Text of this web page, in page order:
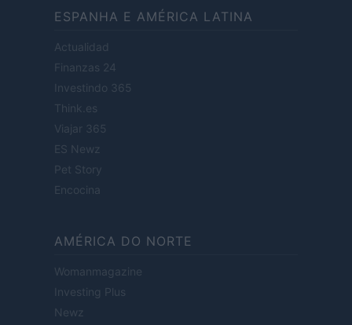
ESPANHA E AMÉRICA LATINA
Actualidad
Finanzas 24
Investindo 365
Think.es
Viajar 365
ES Newz
Pet Story
Encocina
AMÉRICA DO NORTE
Womanmagazine
Investing Plus
Newz